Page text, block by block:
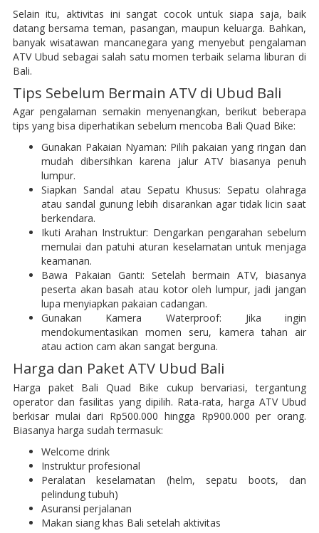
Selain itu, aktivitas ini sangat cocok untuk siapa saja, baik
datang bersama teman, pasangan, maupun keluarga. Bahkan,
banyak wisatawan mancanegara yang menyebut pengalaman
ATV Ubud sebagai salah satu momen terbaik selama liburan di
Bali.
Tips Sebelum Bermain ATV di Ubud Bali
Agar pengalaman semakin menyenangkan, berikut beberapa
tips yang bisa diperhatikan sebelum mencoba Bali Quad Bike:
Gunakan Pakaian Nyaman: Pilih pakaian yang ringan dan
mudah dibersihkan karena jalur ATV biasanya penuh
lumpur.
Siapkan Sandal atau Sepatu Khusus: Sepatu olahraga
atau sandal gunung lebih disarankan agar tidak licin saat
berkendara.
Ikuti Arahan Instruktur: Dengarkan pengarahan sebelum
memulai dan patuhi aturan keselamatan untuk menjaga
keamanan.
Bawa Pakaian Ganti: Setelah bermain ATV, biasanya
peserta akan basah atau kotor oleh lumpur, jadi jangan
lupa menyiapkan pakaian cadangan.
Gunakan Kamera Waterproof: Jika ingin
mendokumentasikan momen seru, kamera tahan air
atau action cam akan sangat berguna.
Harga dan Paket ATV Ubud Bali
Harga paket Bali Quad Bike cukup bervariasi, tergantung
operator dan fasilitas yang dipilih. Rata-rata, harga ATV Ubud
berkisar mulai dari Rp500.000 hingga Rp900.000 per orang.
Biasanya harga sudah termasuk:
Welcome drink
Instruktur profesional
Peralatan keselamatan (helm, sepatu boots, dan
pelindung tubuh)
Asuransi perjalanan
Makan siang khas Bali setelah aktivitas